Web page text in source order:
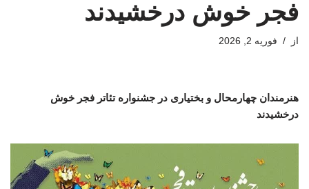
فجر خوش درخشیدند
از فوریه 2, 2026
هنرمندان چهارمحال و بختیاری در جشنواره تئاتر فجر خوش
درخشیدند